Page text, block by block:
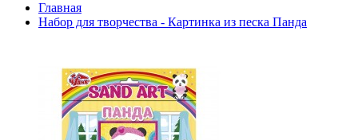
Главная
Набор для творчества - Картинка из песка Панда